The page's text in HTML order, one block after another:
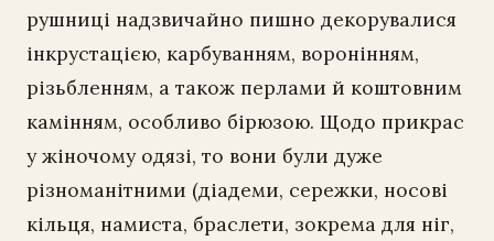
рушниці надзвичайно пишно декорувалися
інкрустацією, карбуванням, воронінням,
різьбленням, а також перлами й коштовним
камінням, особливо бірюзою. Щодо прикрас
у жіночому одязі, то вони були дуже
різноманітними (діадеми, сережки, носові
кільця, намиста, браслети, зокрема для ніг,